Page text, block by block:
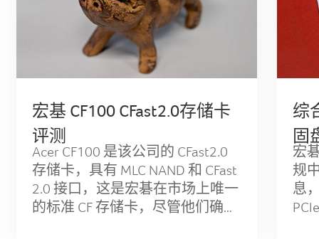
SATA 2.5"固态硬盘
SATA M.2固态硬盘
内存条
存储卡
U盘
手册和工具
保修政策
Biwin Intelligence
关于我们
Acer存储
新闻中心
语言: 中
宏基 CF100 CFast2.0存储卡
评测
Acer CF100 是该公司的 CFast2.0
存储卡，具有 MLC NAND 和 CFast
2.0 接口，这是宏碁在市场上唯一
的标准 CF 存储卡，尽管他们确实
综
固
宏
规
息